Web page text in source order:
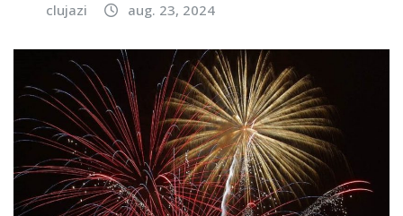
clujazi aug. 23, 2024